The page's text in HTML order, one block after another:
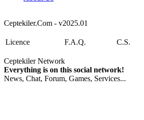
Ceptekiler.Com - v2025.01
Licence F.A.Q. C.S.
Ceptekiler Network
Everything is on this social network!
News, Chat, Forum, Games, Services...